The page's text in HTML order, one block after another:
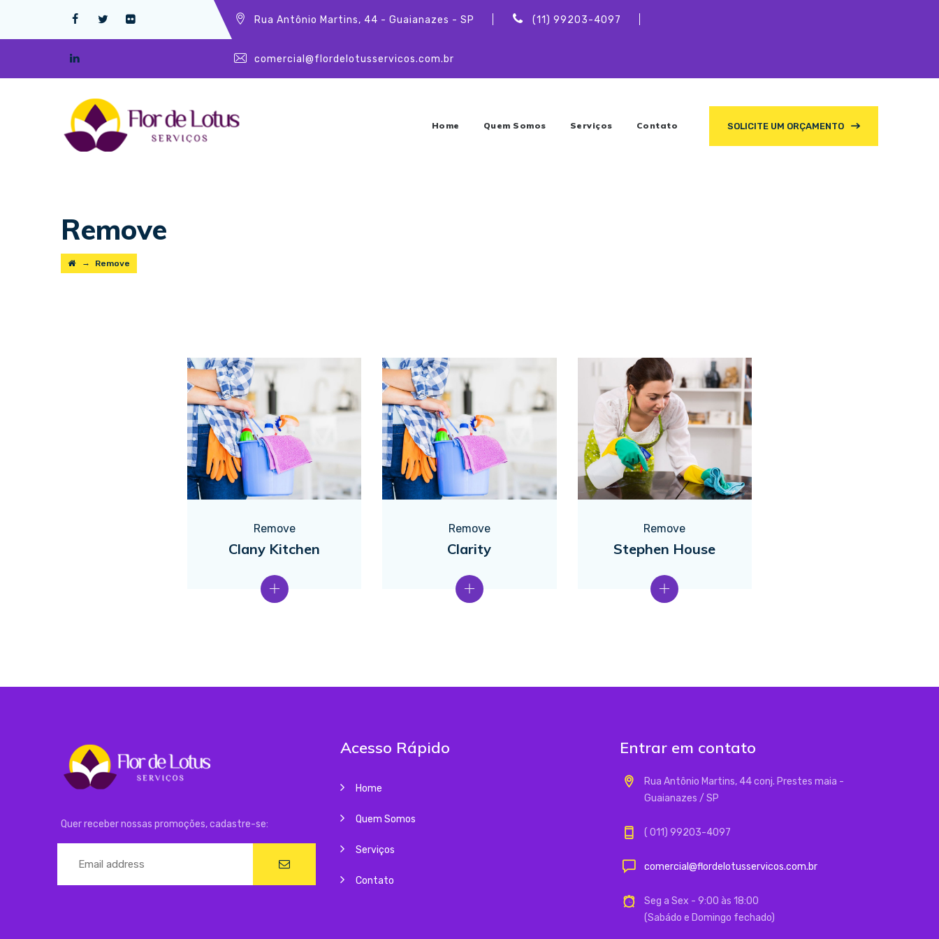
Rua Antônio Martins, 44 - Guaianazes - SP (11) 99203-4097
comercial@flordelotusservicos.com.br
SOLICITE UM ORÇAMENTO
Home Quem Somos Serviços Contato
Remove
→ Remove
Remove
Clany Kitchen
Remove
Clarity
Remove
Stephen House
Quer receber nossas promoções, cadastre-se:
Acesso Rápido
Home
Quem Somos
Serviços
Contato
Entrar em contato
Rua Antônio Martins, 44 conj. Prestes maia -
Guaianazes / SP
( 011) 99203-4097
comercial@flordelotusservicos.com.br
Seg a Sex - 9:00 às 18:00
(Sabádo e Domingo fechado)